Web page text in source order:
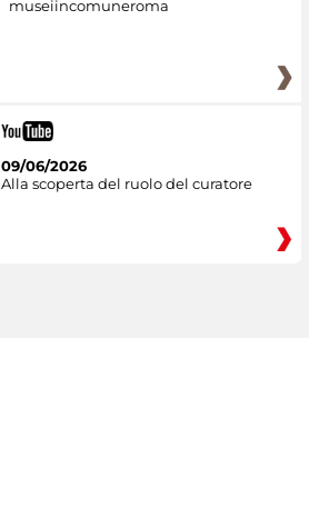
museiincomuneroma
09/06/2026
Alla scoperta del ruolo del curatore